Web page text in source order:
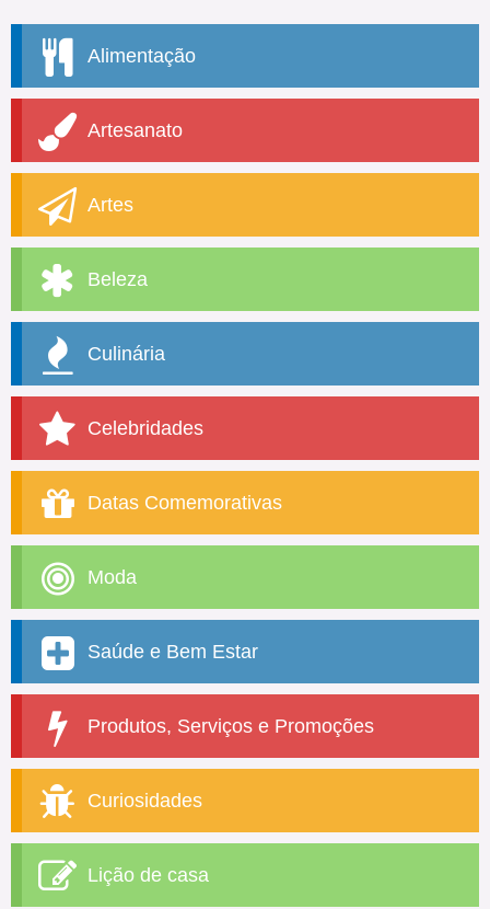
Alimentação
Artesanato
Artes
Beleza
Culinária
Celebridades
Datas Comemorativas
Moda
Saúde e Bem Estar
Produtos, Serviços e Promoções
Curiosidades
Lição de casa